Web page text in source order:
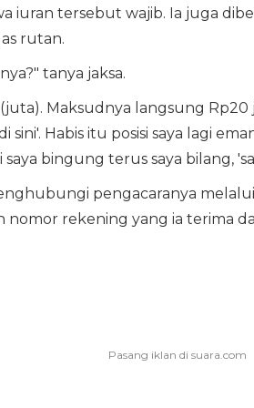
iuran tersebut wajib. Ia juga
rutan.
tanya jaksa.
Maksudnya langsung Rp20
sini'. Habis itu posisi saya lagi
saya bingung terus saya bilang,
pengacaranya
nomor rekening yang ia terima